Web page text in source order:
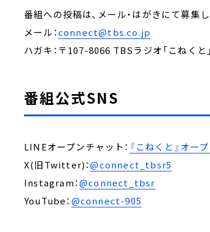
番組への投稿は、メール・はがきにて募集
メール：connect@tbs.co.jp
ハガキ：〒107-8066 TBSラジオ「こねくと」
番組公式SNS
LINEオープンチャット： 『こねくと』オー
X(旧Twitter)：@connect_tbsr5
Instagram：@connect_tbsr
YouTube：@connect-905